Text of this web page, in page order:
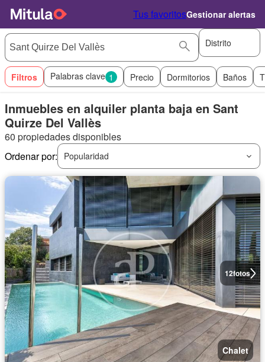
Tus favoritosGestionar alertas
Distrito
Filtros Palabras clave 1 Precio Dormitorios Baños
Inmuebles en alquiler planta baja en Sant
Quirze Del Vallès
60 propiedades disponibles
Ordenar por:
Popularidad
12fotos
Chalet